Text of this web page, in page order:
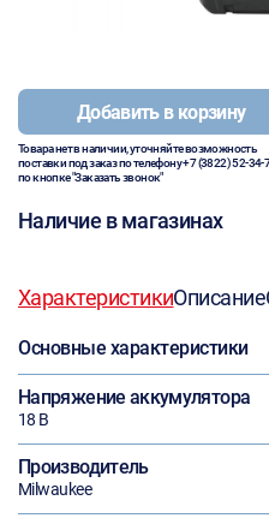
Добавить в корзину
Товара нет в наличии, уточняйте возможность
поставки под заказ по телефону+7 (3822) 52-34-
по кнопке "Заказать звонок"
Наличие в магазинах
ХарактеристикиОписание
Основные характеристики
Напряжение аккумулятора
18 В
Производитель
Milwaukee